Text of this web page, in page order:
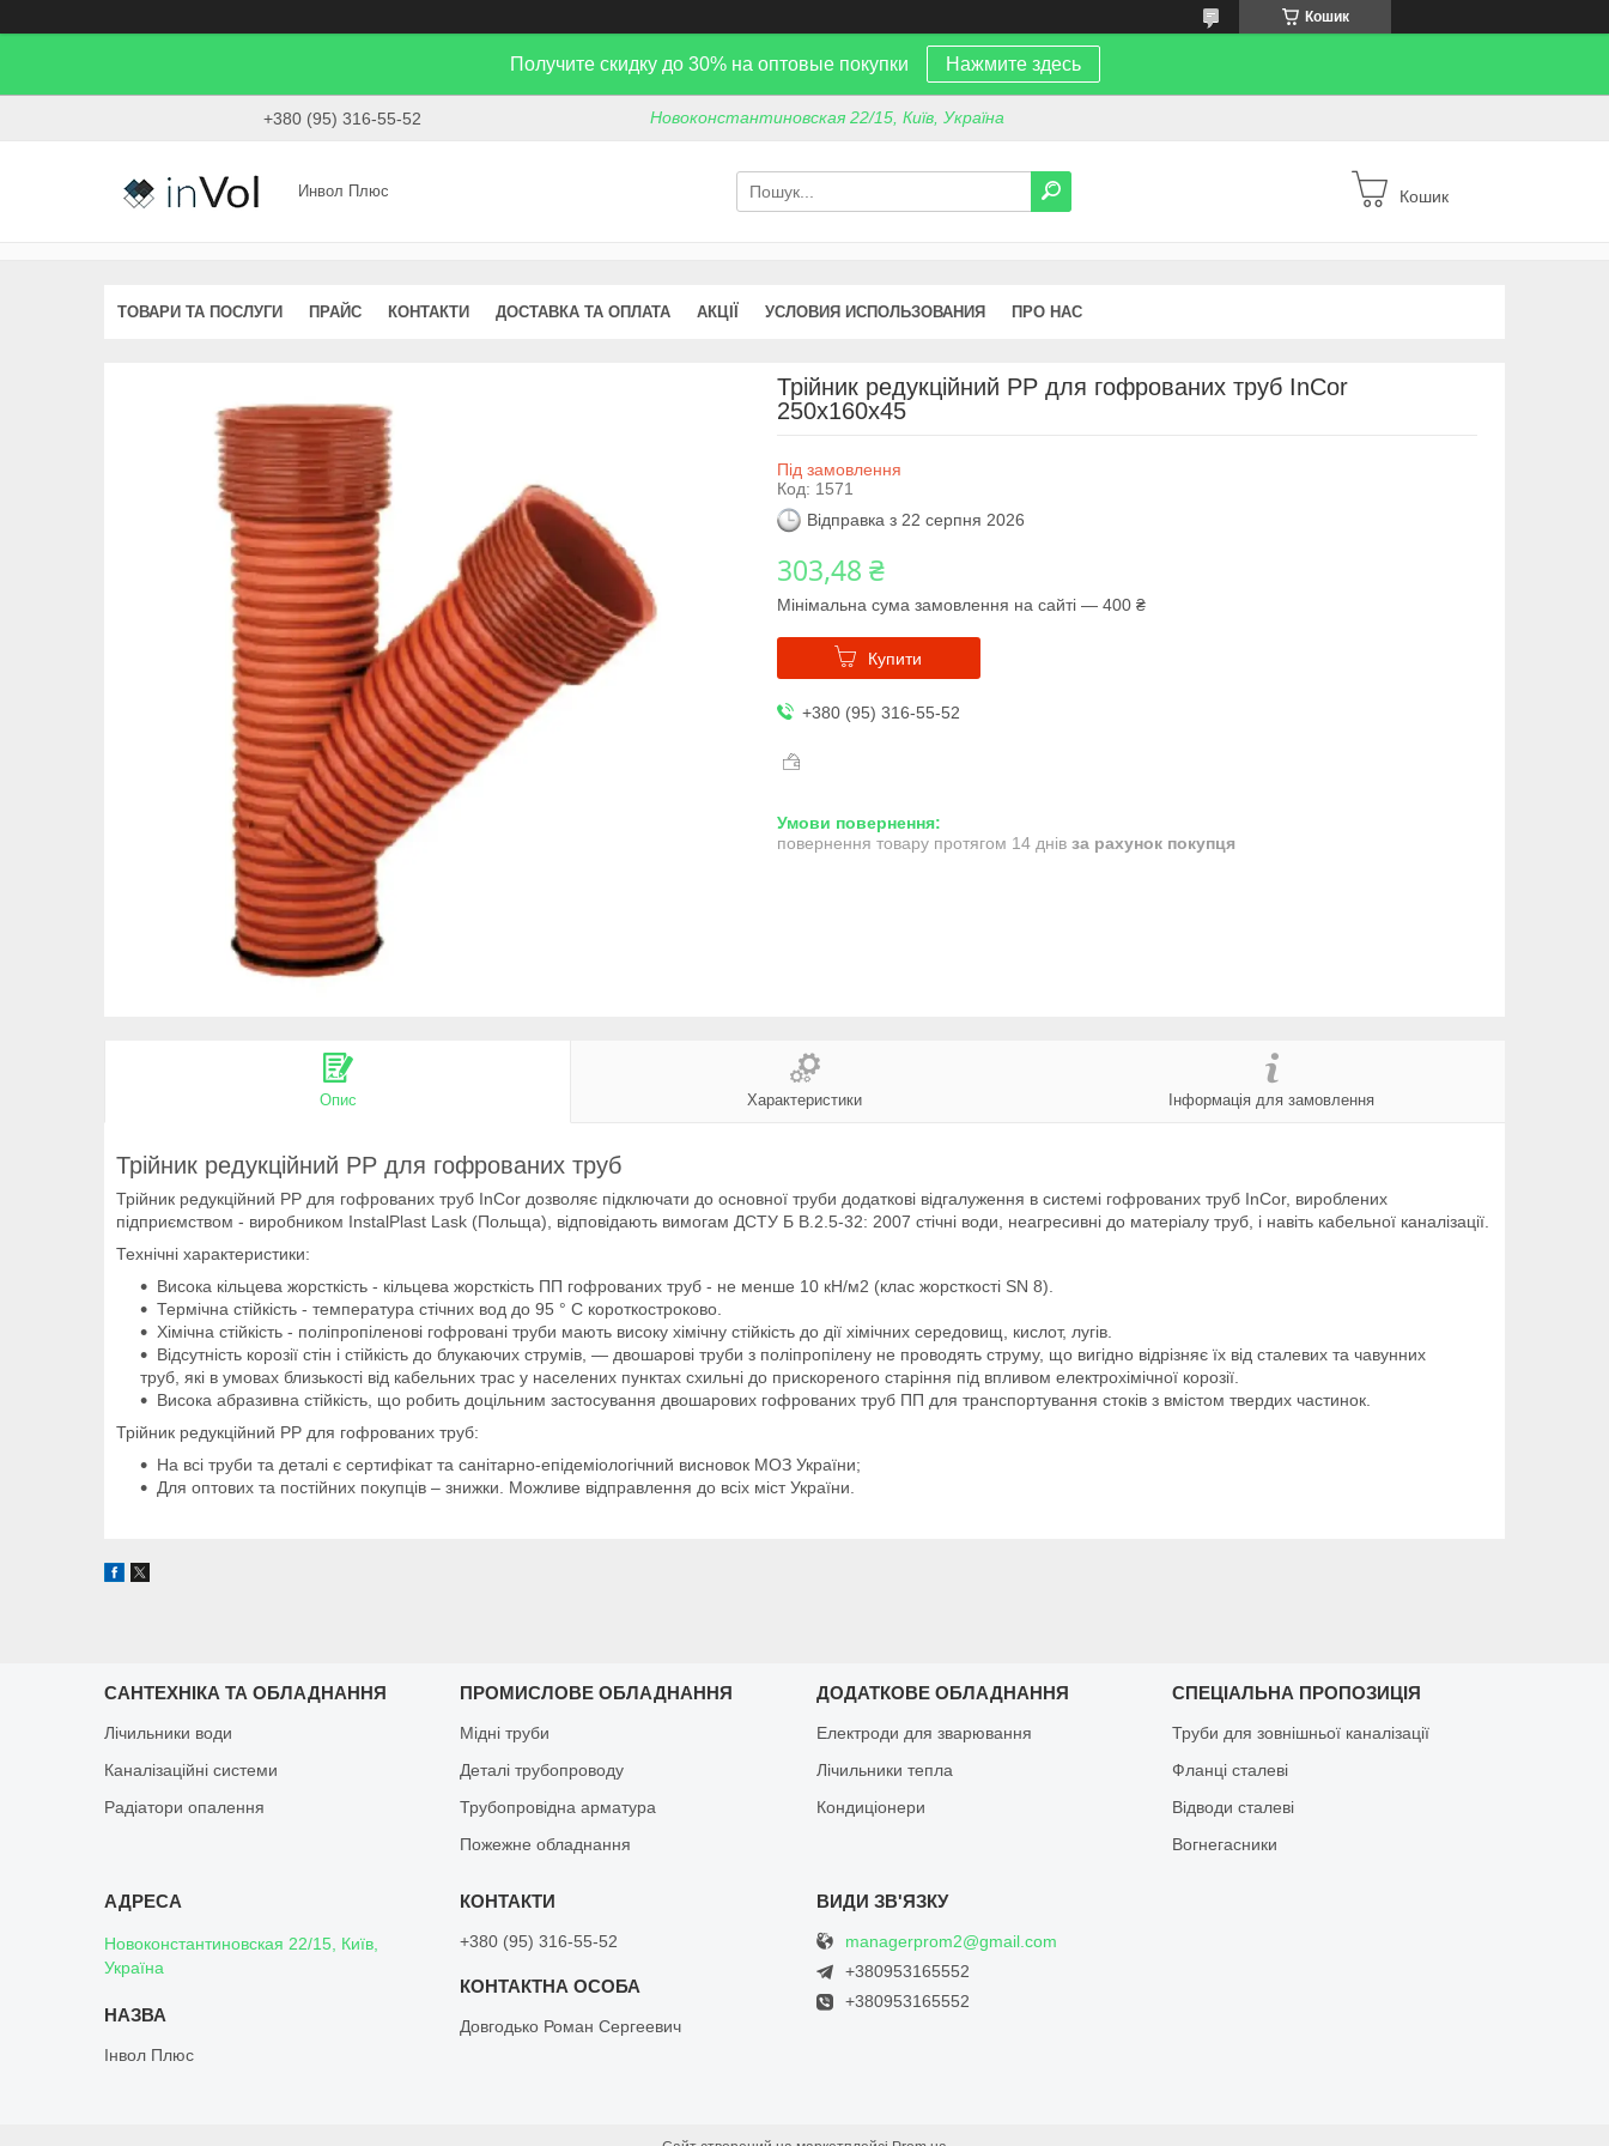
Кошик
Получите скидку до 30% на оптовые покупки Нажмите здесь
+380 (95) 316-55-52 Новоконстантиновская 22/15, Київ, Україна
Инвол Плюс Кошик
ТОВАРИ ТА ПОСЛУГИ ПРАЙС КОНТАКТИ ДОСТАВКА ТА ОПЛАТА АКЦІЇ УСЛОВИЯ ИСПОЛЬЗОВАНИЯ ПРО НАС
Трійник редукційний PP для гофрованих труб InCor
250х160х45
Під замовлення
Код: 1571
Відправка з 22 серпня 2026
303,48 ₴
Мінімальна сума замовлення на сайті — 400 ₴
Купити
+380 (95) 316-55-52
повернення товару протягом 14 днів за рахунок покупця
Опис Характеристики Інформація для замовлення
Трійник редукційний PP для гофрованих труб
Трійник редукційний PP для гофрованих труб InCor дозволяє підключати до основної труби додаткові відгалуження в системі гофрованих труб InCor, вироблених
підприємством - виробником InstalPlast Lask (Польща), відповідають вимогам ДСТУ Б В.2.5-32: 2007 стічні води, неагресивні до матеріалу труб, і навіть кабельної каналізації.
Технічні характеристики:
Висока кільцева жорсткість - кільцева жорсткість ПП гофрованих труб - не менше 10 кН/м2 (клас жорсткості SN 8).
Термічна стійкість - температура стічних вод до 95 ° С короткостроково.
Хімічна стійкість - поліпропіленові гофровані труби мають високу хімічну стійкість до дії хімічних середовищ, кислот, лугів.
Відсутність корозії стін і стійкість до блукаючих струмів, — двошарові труби з поліпропілену не проводять струму, що вигідно відрізняє їх від сталевих та чавунних
труб, які в умовах близькості від кабельних трас у населених пунктах схильні до прискореного старіння під впливом електрохімічної корозії.
Висока абразивна стійкість, що робить доцільним застосування двошарових гофрованих труб ПП для транспортування стоків з вмістом твердих частинок.
Трійник редукційний PP для гофрованих труб:
На всі труби та деталі є сертифікат та санітарно-епідеміологічний висновок МОЗ України;
Для оптових та постійних покупців – знижки. Можливе відправлення до всіх міст України.
САНТЕХНІКА ТА ОБЛАДНАННЯ
Лічильники води
Каналізаційні системи
Радіатори опалення
ПРОМИСЛОВЕ ОБЛАДНАННЯ
Мідні труби
Деталі трубопроводу
Трубопровідна арматура
Пожежне обладнання
ДОДАТКОВЕ ОБЛАДНАННЯ
Електроди для зварювання
Лічильники тепла
Кондиціонери
СПЕЦІАЛЬНА ПРОПОЗИЦІЯ
Труби для зовнішньої каналізації
Фланці сталеві
Відводи сталеві
Вогнегасники
Новоконстантиновская 22/15, Київ,
Україна
Інвол Плюс
+380 (95) 316-55-52
Довгодько Роман Сергеевич
managerprom2@gmail.com
+380953165552
+380953165552